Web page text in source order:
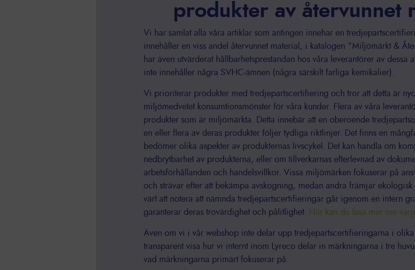
produkter av återvunnet
Vi har samlat alla våra artiklar som antingen innehar en
innehåller en viss andel återvunnet material, i katalogen "Miljömärkt &
har även utvärderat hållbarhetsprestandan hos våra leverantörer av dessa
inte innehåller några SVHC-ämnen (några särskilt farliga kemikalier).
Vi prioriterar produkter med tredjepartscertifiering och tror att detta är
miljömedvetet konsumtionsmönster för våra kunder. Flera av våra
produkter som är miljömärkta. Detta innebär att en oberoende
en eller flera av deras produkter följer tydliga riktlinjer. Det finns en
bedömer olika aspekter av produkternas livscykel. Det kan handla om
nedbrytbarhet av produkterna, eller om tillverkarnas efterlevnad av
arbetsförhållanden och handelsvillkor. Vissa miljömärken fokuserar på
och strävar efter att bekämpa avskogning, medan andra främjar
värt att notera att nämnda tredjepartscertifieringar går igenom en intern
garanterar deras trovärdighet och pålitlighet. Här kan du läsa mer om
Även om vi i vår webshop inte delar upp tredjepartscertifieringarna i
transparent visa hur vi internt inom Lyreco delar in märkningarna i tre
vad märkningarna primärt fokuserar på: